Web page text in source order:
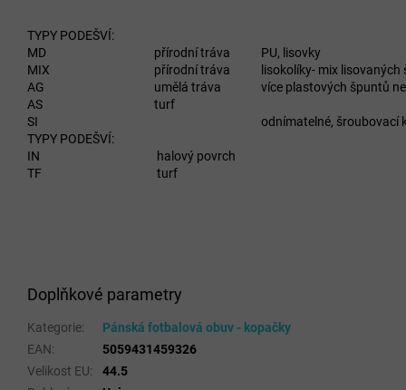
TYPY PODEŠVÍ:
MD
přírodní tráva
PU, lisovky
MIX
přírodní tráva
lisokolíky- mix
AG
umělá tráva
více plastových špuntů
AS
turf
SI
odnímatelné, šroubovací
TYPY PODEŠVÍ:
IN
halový povrch
TF
turf
Doplňkové parametry
Kategorie:
Pánská fotbalová obuv - kopačky
EAN:
5059431459326
Velikost EU:
44.5